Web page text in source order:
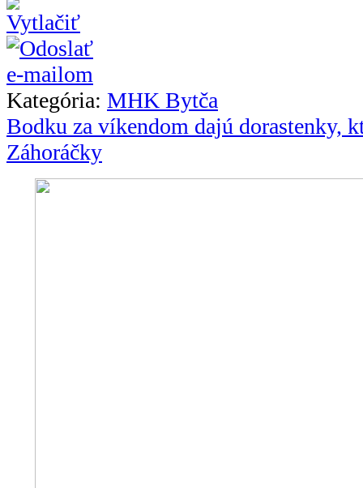
Kategória: MHK Bytča
Bodku za víkendom dajú dorastenky,
Záhoráčky